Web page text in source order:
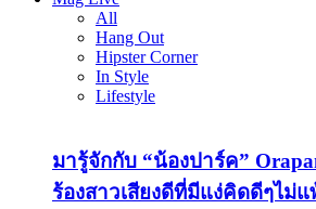
All
Hang Out
Hipster Corner
In Style
Lifestyle
มารู้จักกับ “น้องปาร์ค”
ร้องสาวเสียงดีที่มีแง่คิดดีๆไม่